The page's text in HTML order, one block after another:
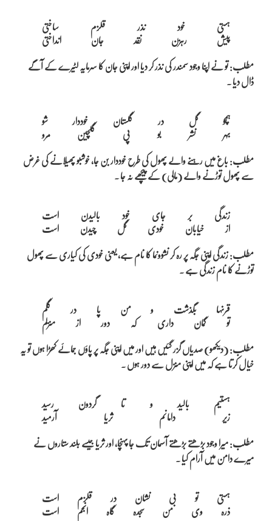
ہستی خود نذر قلزم ساختی
پیش رہزن نقد جان انداختی
مطلب: تو نے اپنا وجود سمندر کی نذر کر دیا اور اپنی جان کا سرمایہ لٹیرے کے آگے
ڈال دیا ۔
ہمچو گل در گلستان خوددار شو
مطلب: باغ میں رہنے والے پھول کی طرح خوددار بن جا، خوشبو پھیلانے کی غرض
سے پھول توڑنے والے (مالی) کے پیچھے نہ جا ۔
زندگی بر جای خود بالیدن است
مطلب: زندگی اپنی جگہ پر رہ کر نشوونما کا نام ہے، یعنی خودی کی کیاری سے پھول
توڑنے کا نام زندگی ہے ۔
قرنہا بگذشت و من پا در گلم
تو گمان داری کہ دور از منزلم
مطلب: (دیکھو) صدیاں گزر گئیں ہیں اور میں اپنی جگہ پر پاؤں جمائے کھڑا ہوں تو یہ
خیال کرتا ہے کہ میں اپنی منزل سے دور ہوں ۔
ہستیم بالید و تا گردون رسید
زیر دامانم ثریا آرمید
مطلب: میرا وجود بڑھتے بڑھتے آسمان تک جا پہنچا، اور ثریا جیسے بلند ستاروں نے
میرے دامن میں آرام کیا ۔
ہستی تو بی نشان در قلزم است